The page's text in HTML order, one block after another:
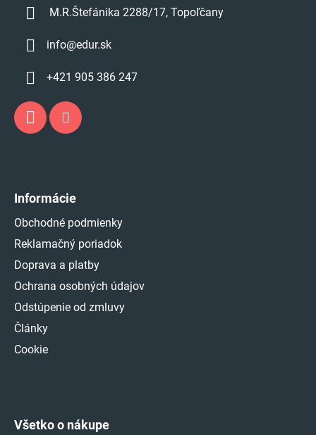
M.R.Štefánika 2288/17, Topoľčany
info@edur.sk
+421 905 386 247
Informácie
Obchodné podmienky
Reklamačný poriadok
Doprava a platby
Ochrana osobných údajov
Odstúpenie od zmluvy
Články
Cookie
Všetko o nákupe